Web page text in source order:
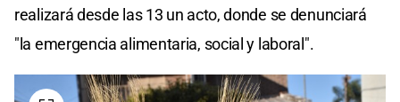
realizará desde las 13 un acto, donde se denunciará
"la emergencia alimentaria, social y laboral".